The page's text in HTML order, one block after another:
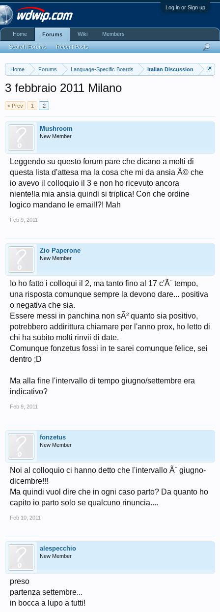
Log in or Sign up
Home Forums Language-Specific Boards Italian Discussion
3 febbraio 2011 Milano
< Prev 1 2
Mushroom
New Member
Leggendo su questo forum pare che dicano a molti di
questa lista d'attesa ma la cosa che mi da ansia Ã© che
io avevo il colloquio il 3 e non ho ricevuto ancora
niente!la mia ansia quindi si triplica! Con che ordine
logico mandano le email!?! Mah
Feb 9, 2011
Zio Paperone
New Member
Io ho fatto i colloqui il 2, ma tanto fino al 17 c'Ã¨ tempo,
una risposta comunque sempre la devono dare... positiva
o negativa che sia.
Essere messi in panchina non sÃ² quanto sia positivo,
potrebbero addirittura chiamare per l'anno prox, ho letto di
chi ha subito molti rinvii di date.
Comunque fonzetus fossi in te sarei comunque felice, sei
dentro ;D
Ma alla fine l'intervallo di tempo giugno/settembre era
indicativo?
Feb 9, 2011
fonzetus
New Member
Noi al colloquio ci hanno detto che l'intervallo Ã¨ giugno-
dicembre!!!
Ma quindi vuol dire che in ogni caso parto? Da quanto ho
capito io parto solo se qualcuno rinuncia....
Feb 10, 2011
alespecchio
New Member
preso
partenza settembre...
in bocca a lupo a tutti!
Home Forums
Search Forums Recent Posts
Wiki Members